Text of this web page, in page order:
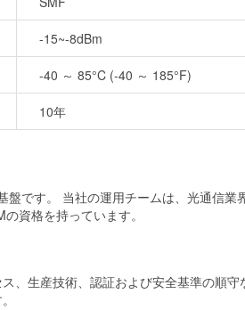
-15~-8dBm
-40 ～ 85°C (-40 ～ 185°F)
10年
です。 当社の運用チームは、光通信
資格を持っています。
、生産技術、認証および安全基準の順